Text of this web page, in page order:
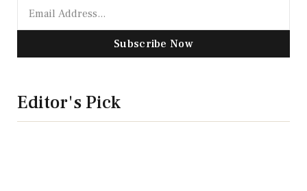
Subscribe Now
Editor's Pick